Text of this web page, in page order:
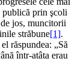
publică prin şcoli
jos, muncitorii
străbune[1].
răspundea: „Să
într-atâta erau